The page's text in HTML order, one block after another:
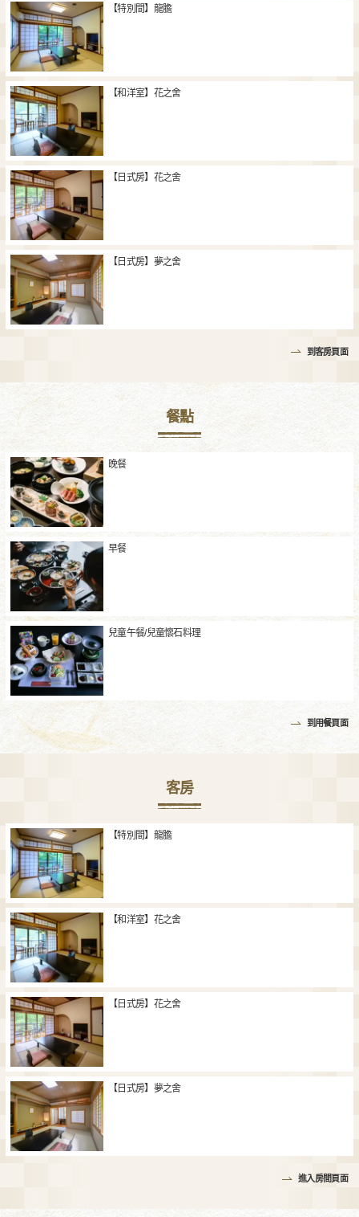
【特別間】龍膽
【和洋室】花之舍
【日式房】花之舍
【日式房】夢之舍
到客房頁面
餐點
晚餐
早餐
兒童午餐/兒童懷石料理
到用餐頁面
客房
【特別間】龍膽
【和洋室】花之舍
【日式房】花之舍
【日式房】夢之舍
進入房間頁面